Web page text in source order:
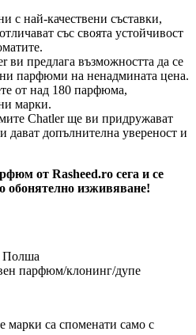
с най-качествени съставки,
със своята устойчивост
ви предлага възможността да се
парфюми на ненадмината цена.
от над 180 парфюма,
марки.
Chatler ще ви придружават
дават допълнителна увереност и
от Rasheed.ro сега и се
обонятелно изживяване!
Полша
парфюм/клонинг/дупе
марки са споменати само с